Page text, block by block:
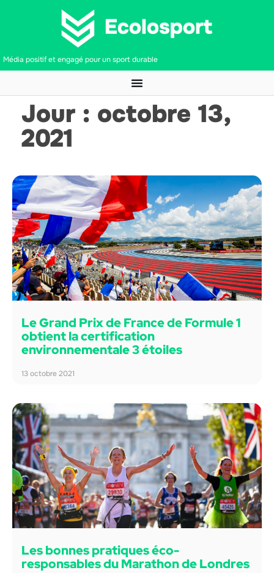
Média positif et engagé pour un sport durable
Jour : octobre 13,
2021
Le Grand Prix de France de Formule 1
obtient la certification
environnementale 3 étoiles
13 octobre 2021
Les bonnes pratiques éco-
responsables du Marathon de Londres